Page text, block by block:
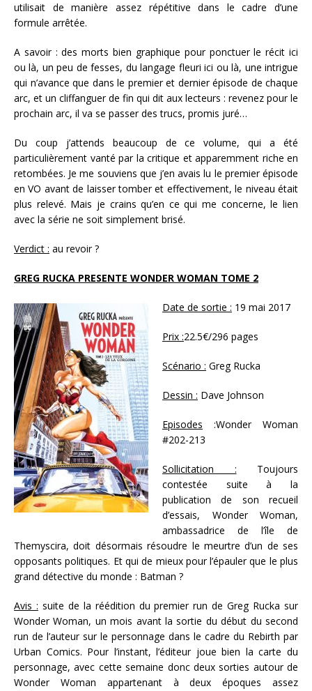
utilisait de manière assez répétitive dans le cadre d’une
formule arrêtée.
A savoir : des morts bien graphique pour ponctuer le récit ici
ou là, un peu de fesses, du langage fleuri ici ou là, une intrigue
qui n’avance que dans le premier et dernier épisode de chaque
arc, et un cliffanguer de fin qui dit aux lecteurs : revenez pour le
prochain arc, il va se passer des trucs, promis juré…
Du coup j’attends beaucoup de ce volume, qui a été
particulièrement vanté par la critique et apparemment riche en
retombées. Je me souviens que j’en avais lu le premier épisode
en VO avant de laisser tomber et effectivement, le niveau était
plus relevé. Mais je crains qu’en ce qui me concerne, le lien
avec la série ne soit simplement brisé.
Verdict : au revoir ?
GREG RUCKA PRESENTE WONDER WOMAN TOME 2
Date de sortie : 19 mai 2017
Prix :22.5€/296 pages
Scénario : Greg Rucka
Dessin : Dave Johnson
Episodes :Wonder Woman
#202-213
Sollicitation : Toujours
contestée suite à la
publication de son recueil
d’essais, Wonder Woman,
ambassadrice de l’île de
Themyscira, doit désormais résoudre le meurtre d’un de ses
opposants politiques. Et qui de mieux pour l’épauler que le plus
grand détective du monde : Batman ?
Avis : suite de la réédition du premier run de Greg Rucka sur
Wonder Woman, un mois avant la sortie du début du second
run de l’auteur sur le personnage dans le cadre du Rebirth par
Urban Comics. Pour l’instant, l’éditeur joue bien la carte du
personnage, avec cette semaine donc deux sorties autour de
Wonder Woman appartenant à deux époques assez